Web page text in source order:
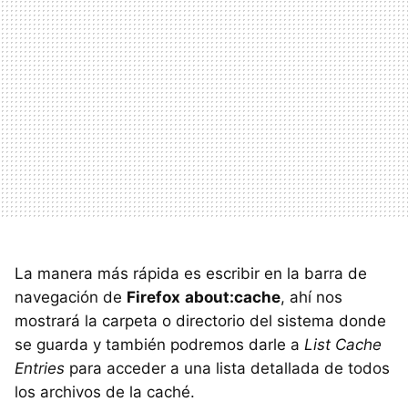
La manera más rápida es escribir en la barra de
navegación de Firefox about:cache, ahí nos
mostrará la carpeta o directorio del sistema donde
se guarda y también podremos darle a List Cache
Entries para acceder a una lista detallada de todos
los archivos de la caché.